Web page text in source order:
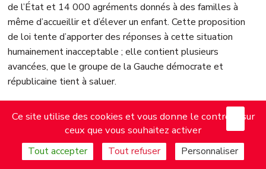
de l’État et 14 000 agréments donnés à des familles à
même d’accueillir et d’élever un enfant. Cette proposition
de loi tente d’apporter des réponses à cette situation
humainement inacceptable ; elle contient plusieurs
avancées, que le groupe de la Gauche démocrate et
républicaine tient à saluer.
Tout d’abord, nous partageons la conviction qu’il n’existe
pas un seul modèle familial dans notre société, mais des
familles plurielles, toutes garantes de stabilité et de
protection pour des enfants. L’ouverture du droit à
Ce site utilise des cookies et vous donne le contrôle sur
ceux que vous souhaitez activer
Tout accepter Tout refuser Personnaliser